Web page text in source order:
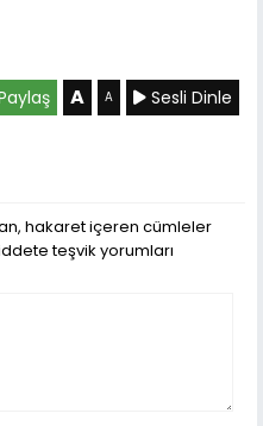
A A Sesli Dinle
hakaret içeren cümleler
teşvik yorumları